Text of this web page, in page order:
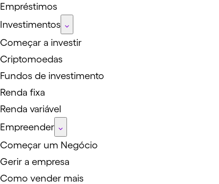
Empréstimos
Investimentos
Começar a investir
Criptomoedas
Fundos de investimento
Renda fixa
Renda variável
Empreender
Começar um Negócio
Gerir a empresa
Como vender mais